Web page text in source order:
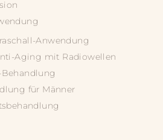
Anwendung
Aging mit Radiowellen
für Männer